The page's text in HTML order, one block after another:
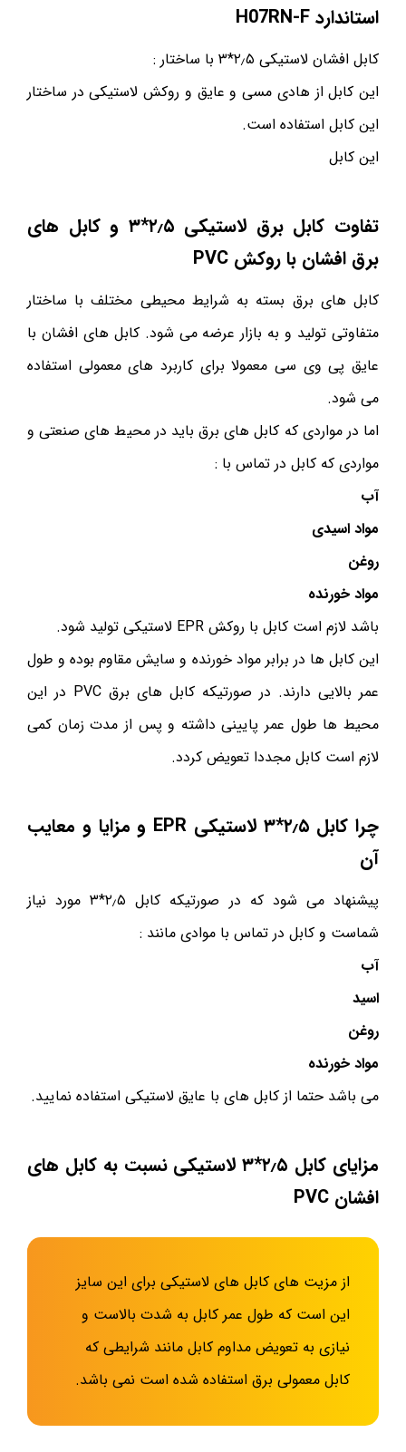
استاندارد H07RN-F
کابل افشان لاستیکی ۲٫۵*۳ با ساختار :
این کابل از هادی مسی و عایق و روکش لاستیکی در ساختار
این کابل استفاده است.
این کابل
تفاوت کابل برق لاستیکی ۲٫۵*۳ و کابل های
برق افشان با روکش PVC
کابل های برق بسته به شرایط محیطی مختلف با ساختار
متفاوتی تولید و به بازار عرضه می شود. کابل های افشان با
عایق پی وی سی معمولا برای کاربرد های معمولی استفاده
می شود.
اما در مواردی که کابل های برق باید در محیط های صنعتی و
مواردی که کابل در تماس با :
آب
مواد اسیدی
روغن
مواد خورنده
باشد لازم است کابل با روکش EPR لاستیکی تولید شود.
این کابل ها در برابر مواد خورنده و سایش مقاوم بوده و طول
عمر بالایی دارند. در صورتیکه کابل های برق PVC در این
محیط ها طول عمر پایینی داشته و پس از مدت زمان کمی
لازم است کابل مجددا تعویض کردد.
چرا کابل ۲٫۵*۳ لاستیکی EPR و مزایا و معایب
آن
پیشنهاد می شود که در صورتیکه کابل ۲٫۵*۳ مورد نیاز
شماست و کابل در تماس با موادی مانند :
آب
اسید
روغن
مواد خورنده
می باشد حتما از کابل های با عایق لاستیکی استفاده نمایید.
مزایای کابل ۲٫۵*۳ لاستیکی نسبت به کابل های
افشان PVC
از مزیت های کابل های لاستیکی برای این سایز
این است که طول عمر کابل به شدت بالاست و
نیازی به تعویض مداوم کابل مانند شرایطی که
کابل معمولی برق استفاده شده است نمی باشد.